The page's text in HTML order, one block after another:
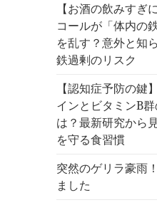
【お酒の飲みすぎ
コールが「体内の
を乱す？意外と知
鉄過剰のリスク
【認知症予防の鍵
インとビタミンB
は？最新研究から
を守る食習慣
突然のゲリラ豪雨
ました